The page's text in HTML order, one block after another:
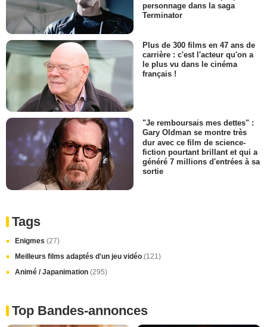
personnage dans la saga
Terminator
Plus de 300 films en 47 ans de
carrière : c'est l'acteur qu'on a
le plus vu dans le cinéma
français !
"Je remboursais mes dettes" :
Gary Oldman se montre très
dur avec ce film de science-
fiction pourtant brillant et qui a
généré 7 millions d'entrées à sa
sortie
Tags
Enigmes (27)
Meilleurs films adaptés d'un jeu vidéo (121)
Animé / Japanimation (295)
Top Bandes-annonces